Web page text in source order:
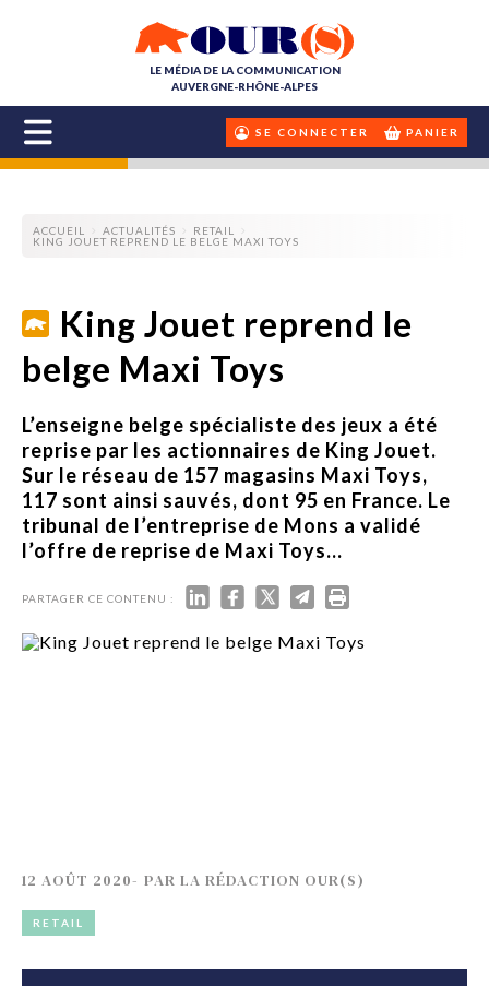
LE MÉDIA DE LA COMMUNICATION
AUVERGNE-RHÔNE-ALPES
SE CONNECTER PANIER
ACCUEIL ACTUALITÉS
RETAIL
KING JOUET REPREND LE BELGE MAXI TOYS
King Jouet reprend le
belge Maxi Toys
L’enseigne belge spécialiste des jeux a été
reprise par les actionnaires de King Jouet.
Sur le réseau de 157 magasins Maxi Toys,
117 sont ainsi sauvés, dont 95 en France. Le
tribunal de l’entreprise de Mons a validé
l’offre de reprise de Maxi Toys...
PARTAGER CE CONTENU :
12 AOÛT 2020- PAR LA RÉDACTION OUR(S)
RETAIL